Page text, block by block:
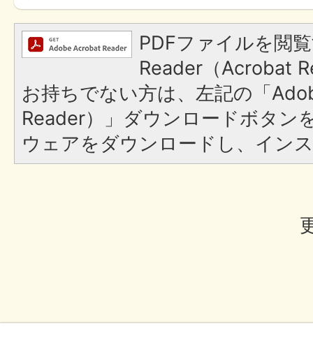
PDFファイルを閲
Reader（Acrobat
お持ちでない方は、左記の「
Reader）」ダウンロードボタン
ウェアをダウンロードし、イン